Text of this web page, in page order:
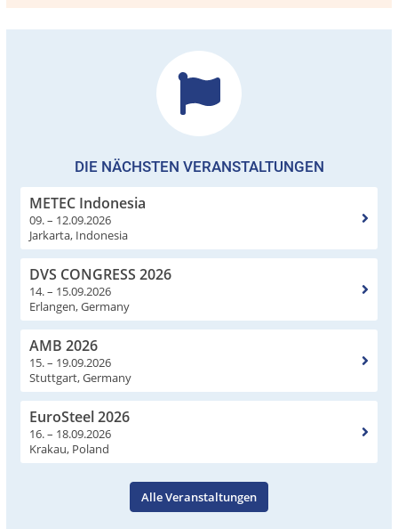
DIE NÄCHSTEN VERANSTALTUNGEN
METEC Indonesia
09. – 12.09.2026
Jarkarta, Indonesia
DVS CONGRESS 2026
14. – 15.09.2026
Erlangen, Germany
AMB 2026
15. – 19.09.2026
Stuttgart, Germany
EuroSteel 2026
16. – 18.09.2026
Krakau, Poland
Alle Veranstaltungen